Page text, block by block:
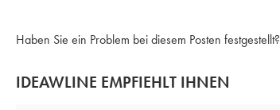
Haben Sie ein Problem bei diesem Posten festgestellt?
IDEAWLINE EMPFIEHLT IHNEN